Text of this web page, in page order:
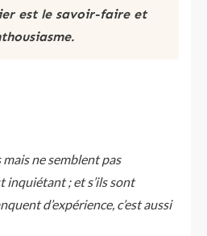
est le savoir-faire et
ne semblent pas
inquiétant ; et s’ils sont
d’expérience, c’est aussi